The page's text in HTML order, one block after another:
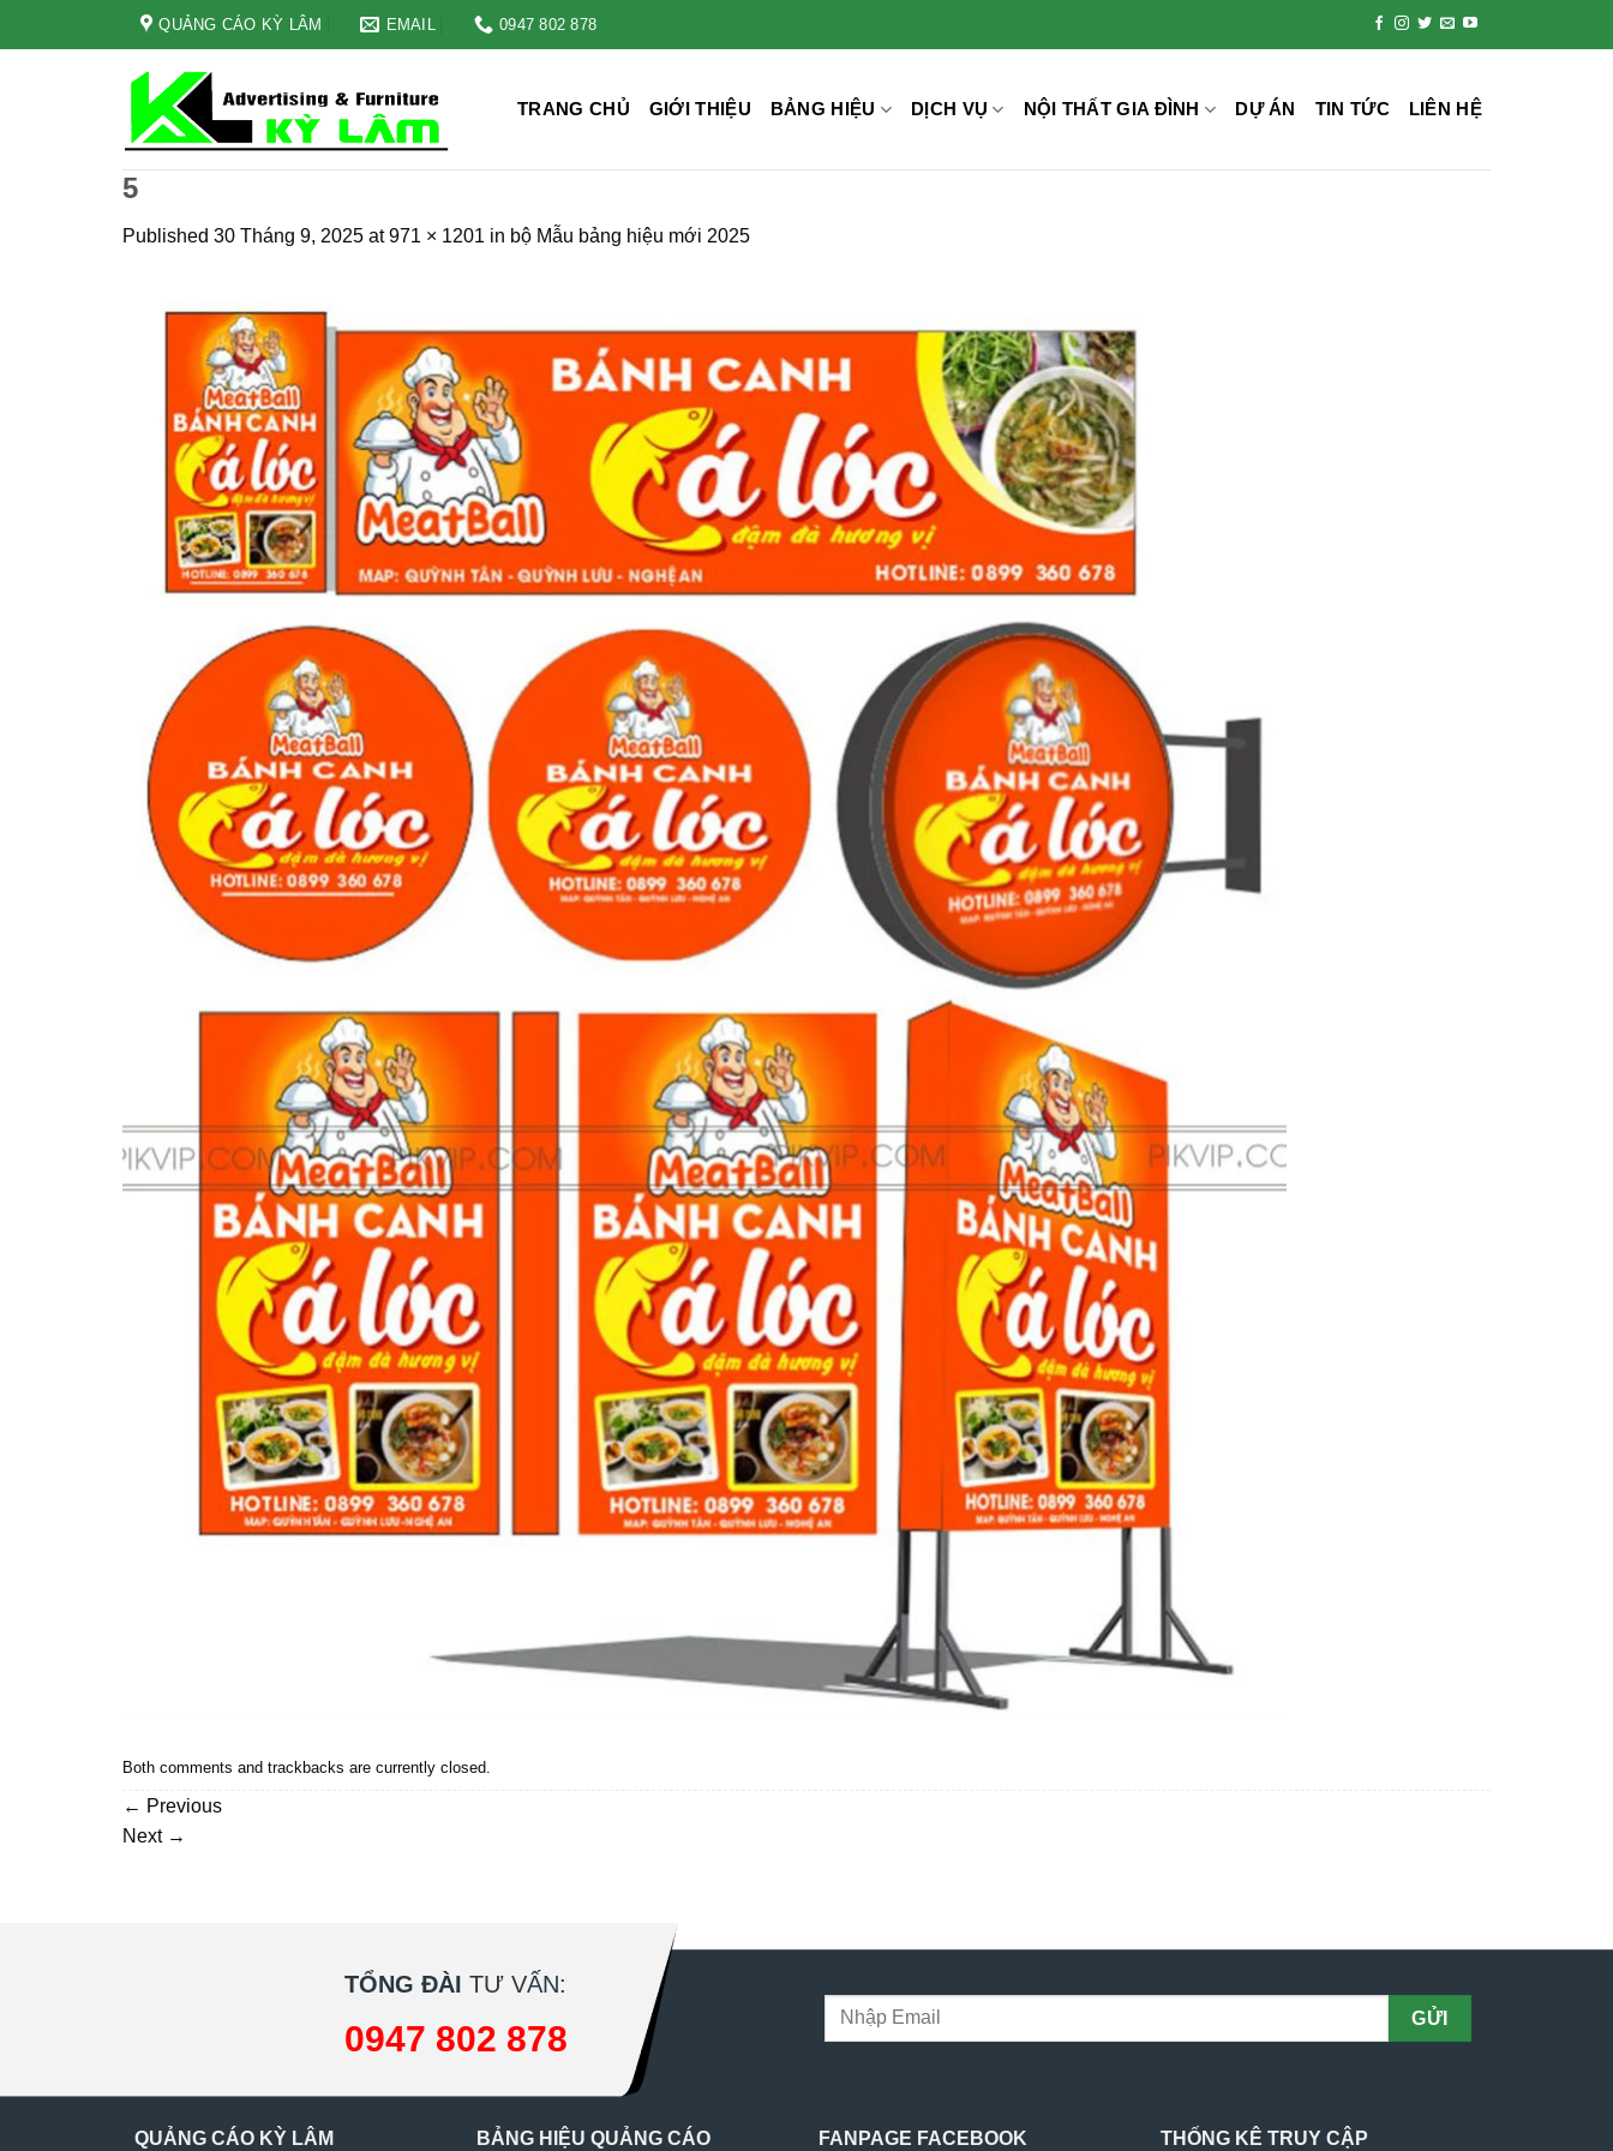
QUẢNG CÁO KỲ LÂM EMAIL 0947 802 878
TRANG CHỦ GIỚI THIỆU BẢNG HIỆU DỊCH VỤ NỘI THẤT GIA ĐÌNH DỰ ÁN TIN TỨC LIÊN HỆ
5
Published 30 Tháng 9, 2025 at971 × 1201 in bộ Mẫu bảng hiệu mới 2025
Both comments and trackbacks are currently closed.
← Previous
Next →
TỔNG ĐÀI TƯ VẤN:
0947 802 878
QUẢNG CÁO KỲ LÂM BẢNG HIỆU QUẢNG CÁO FANPAGE FACEBOOK THỐNG KÊ TRUY CẬP